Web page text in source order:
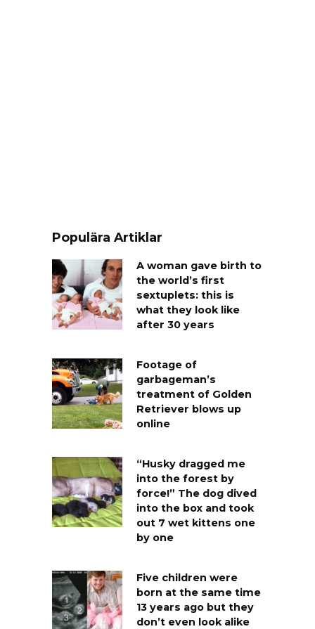
Populära Artiklar
A woman gave birth to
the world’s first
sextuplets: this is
what they look like
after 30 years
Footage of
garbageman’s
treatment of Golden
Retriever blows up
online
“Husky dragged me
into the forest by
force!” The dog dived
into the box and took
out 7 wet kittens one
by one
Five children were
born at the same time
13 years ago but they
don’t even look alike